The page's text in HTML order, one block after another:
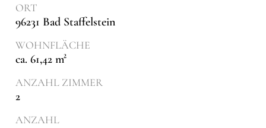
ORT
96231 Bad Staffelstein
WOHNFLÄCHE
ca. 61,42 m²
ANZAHL ZIMMER
2
ANZAHL